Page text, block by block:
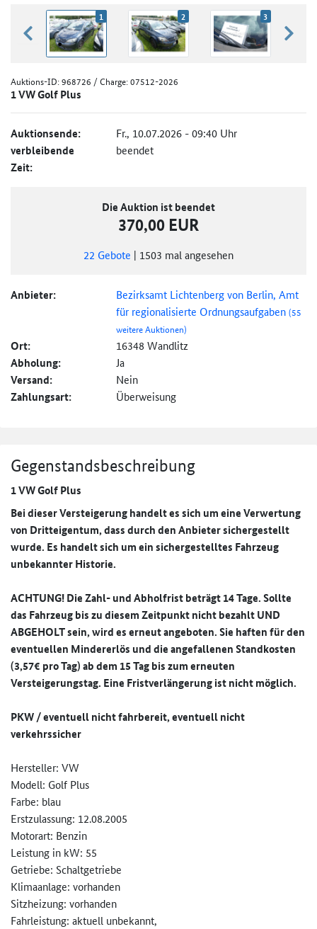
zurück blättern
1 2 3
Auktions-ID:968726 / Charge: 07512-2026
1 VW Golf Plus
Auktionsende: Fr., 10.07.2026 - 09:40 Uhr
verbleibende
Zeit:
beendet
Die Auktion ist beendet
370,00 EUR
22 Gebote | 1503 mal angesehen
Anbieter:
Bezirksamt Lichtenberg von Berlin, Amt
für regionalisierte Ordnungsaufgaben(55
weitere Auktionen)
Ort: 16348 Wandlitz
Abholung: Ja
Versand: Nein
Zahlungsart: Überweisung
Gegenstandsbeschreibung
1 VW Golf Plus
Bei dieser Versteigerung handelt es sich um eine Verwertung
von Dritteigentum, dass durch den Anbieter sichergestellt
wurde. Es handelt sich um ein sichergestelltes Fahrzeug
unbekannter Historie.
ACHTUNG! Die Zahl- und Abholfrist beträgt 14 Tage. Sollte
das Fahrzeug bis zu diesem Zeitpunkt nicht bezahlt UND
ABGEHOLT sein, wird es erneut angeboten. Sie haften für den
eventuellen Mindererlös und die angefallenen Standkosten
(3,57€ pro Tag) ab dem 15 Tag bis zum erneuten
Versteigerungstag. Eine Fristverlängerung ist nicht möglich.
PKW / eventuell nicht fahrbereit, eventuellnicht
verkehrssicher
Hersteller: VW
Modell: Golf Plus
Farbe: blau
Erstzulassung: 12.08.2005
Motorart: Benzin
Leistung in kW: 55
Getriebe: Schaltgetriebe
Klimaanlage: vorhanden
Sitzheizung: vorhanden
Fahrleistung: aktuell unbekannt,